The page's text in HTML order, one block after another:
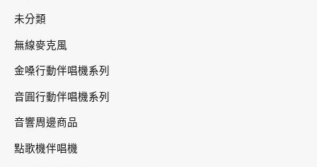
未分類
無線麥克風
金嗓行動伴唱機系列
音圓行動伴唱機系列
音響周邊商品
點歌機伴唱機